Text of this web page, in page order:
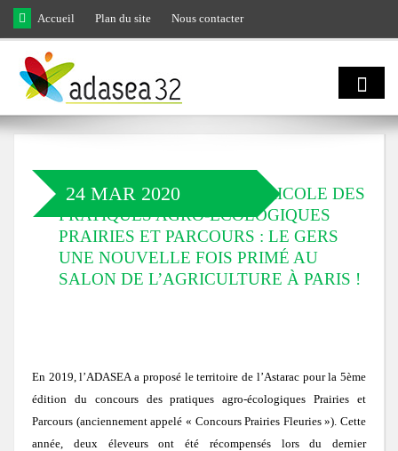
Skip to main content
Accueil Plan du site Nous contacter
nous ?
Domaines d'activités
Notre équipe
Vie associative
Natura 2000
et biodiversité
Les facettes de la biodiversité gersoise
Milieux secs du Gers
LIFE Coteaux Gascons
Natura2000
Concours des pratiques agro-écologiques
Urbanisme
24 MAR 2020
CONCOURS GÉNÉRAL AGRICOLE DES
PRATIQUES AGRO-ÉCOLOGIQUES
PRAIRIES ET PARCOURS : LE GERS
UNE NOUVELLE FOIS PRIMÉ AU
SALON DE L’AGRICULTURE À PARIS !
En 2019, l’ADASEA a proposé le territoire de l’Astarac pour la 5ème
édition du concours des pratiques agro-écologiques Prairies et
Parcours (anciennement appelé « Concours Prairies Fleuries »). Cette
année, deux éleveurs ont été récompensés lors du dernier